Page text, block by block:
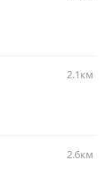
2.1км
2.6км